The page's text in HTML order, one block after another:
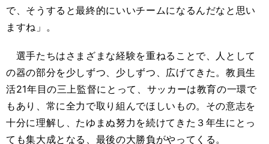
で、そうすると最終的にいいチームになるんだなと思い
ますね」。
選手たちはさまざまな経験を重ねることで、人として
の器の部分を少しずつ、少しずつ、広げてきた。教員生
活21年目の三上監督にとって、サッカーは教育の一環で
もあり、常に全力で取り組んでほしいもの。その意志を
十分に理解し、たゆまぬ努力を続けてきた３年生にとっ
ても集大成となる、最後の大勝負がやってくる。